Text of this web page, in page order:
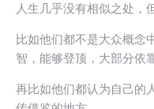
人生几乎没有相似之处，
比如他们都不是大众概念
智，能够登顶，大部分依
再比如他们都认为自己的